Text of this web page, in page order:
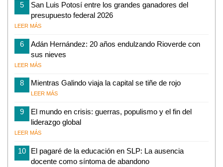
5
San Luis Potosí entre los grandes ganadores del
presupuesto federal 2026
LEER MÁS
6
Adán Hernández: 20 años endulzando Rioverde con
sus nieves
LEER MÁS
8 Mientras Galindo viaja la capital se tiñe de rojo
LEER MÁS
9
El mundo en crisis: guerras, populismo y el fin del
liderazgo global
LEER MÁS
10
El pagaré de la educación en SLP: La ausencia
docente como síntoma de abandono